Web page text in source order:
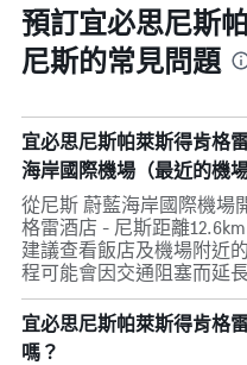
預訂宜必思尼斯
尼斯的常見問題
宜必思尼斯帕萊斯得肯格
海岸國際機場（最近的機
從尼斯 蔚藍海岸國際機場
格雷酒店 - 尼斯距離
建議查看飯店及機場附近
程可能會因交通阻塞而延
宜必思尼斯帕萊斯得肯格
嗎？